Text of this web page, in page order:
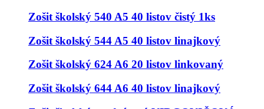
Zošit školský 540 A5 40 listov čistý 1ks
Zošit školský 544 A5 40 listov linajkový
Zošit školský 624 A6 20 listov linkovaný
Zošit školský 644 A6 40 listov linajkový